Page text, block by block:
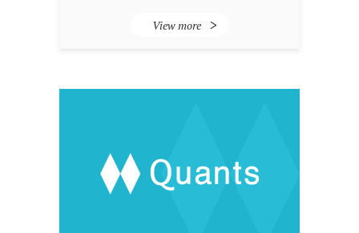
View more